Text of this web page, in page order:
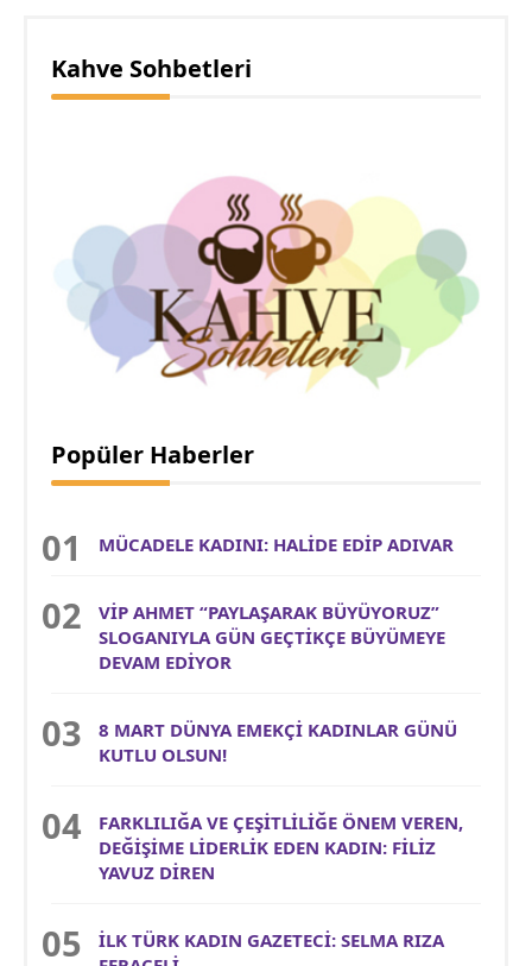
Kahve Sohbetleri
Popüler Haberler
MÜCADELE KADINI: HALİDE EDİP ADIVAR
VİP AHMET “PAYLAŞARAK BÜYÜYORUZ”
SLOGANIYLA GÜN GEÇTİKÇE BÜYÜMEYE
DEVAM EDİYOR
8 MART DÜNYA EMEKÇİ KADINLAR GÜNÜ
KUTLU OLSUN!
FARKLILIĞA VE ÇEŞİTLİLİĞE ÖNEM VEREN,
DEĞİŞİME LİDERLİK EDEN KADIN: FİLİZ
YAVUZ DİREN
İLK TÜRK KADIN GAZETECİ: SELMA RIZA